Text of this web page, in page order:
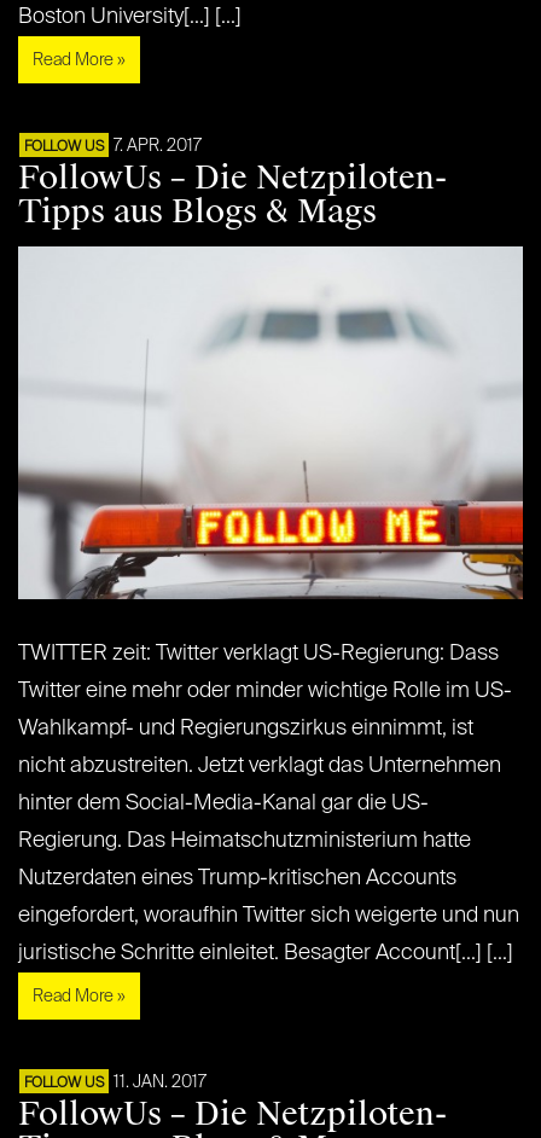
Boston University[...] [...]
Read More »
FOLLOW US 7. APR. 2017
FollowUs – Die Netzpiloten-
Tipps aus Blogs & Mags
TWITTER zeit: Twitter verklagt US-Regierung: Dass
Twitter eine mehr oder minder wichtige Rolle im US-
Wahlkampf- und Regierungszirkus einnimmt, ist
nicht abzustreiten. Jetzt verklagt das Unternehmen
hinter dem Social-Media-Kanal gar die US-
Regierung. Das Heimatschutzministerium hatte
Nutzerdaten eines Trump-kritischen Accounts
eingefordert, woraufhin Twitter sich weigerte und nun
juristische Schritte einleitet. Besagter Account[...] [...]
Read More »
FOLLOW US 11. JAN. 2017
FollowUs – Die Netzpiloten-